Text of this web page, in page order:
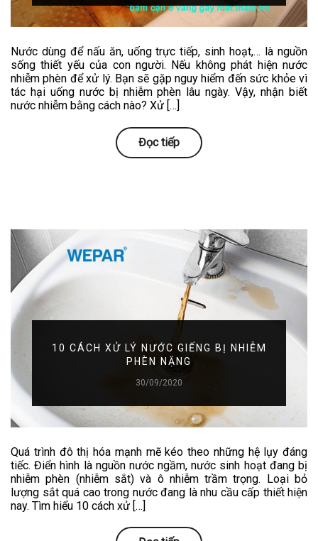
Nước dùng để nấu ăn, uống trực tiếp, sinh hoạt,… là nguồn
sống thiết yếu của con người. Nếu không phát hiện nước
nhiễm phèn để xử lý. Bạn sẽ gặp nguy hiểm đến sức khỏe vì
tác hại uống nước bị nhiễm phèn lâu ngày. Vậy, nhận biết
nước nhiễm bằng cách nào? Xử […]
Đọc tiếp
10 CÁCH XỬ LÝ NƯỚC GIẾNG BỊ NHIỄM
PHÈN NẶNG
30/09/2020
Quá trình đô thị hóa mạnh mẽ kéo theo những hệ lụy đáng
tiếc. Điển hình là nguồn nước ngầm, nước sinh hoạt đang bị
nhiễm phèn (nhiễm sắt) và ô nhiễm trầm trọng. Loại bỏ
lượng sắt quá cao trong nước đang là nhu cầu cấp thiết hiện
nay. Tìm hiểu 10 cách xử […]